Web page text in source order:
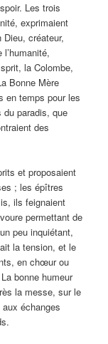
Les trois
exprimaient
créateur,
la Colombe,
Bonne Mère
en temps pour les
du paradis, que
des
et proposaient
; les épîtres
ils feignaient
permettant de
peu inquiétant,
la tension, et le
en chœur ou
bonne humeur
la messe, sur le
échanges